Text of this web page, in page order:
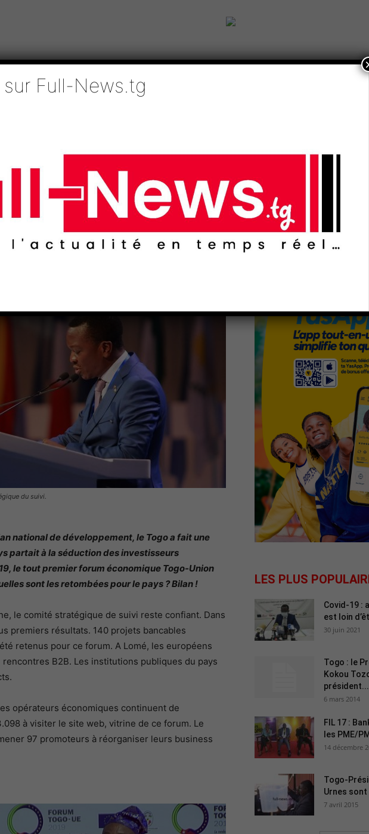
Economique Togo-Union
du suivi.
national de développement, le Togo a fait une
partait à la séduction des investisseurs
le tout premier forum économique Togo-Union
sont les retombées pour le pays ? Bilan !
le comité stratégique de suivi reste confiant. Dans
premiers résultats. 140 projets bancables
retenus pour ce forum. A Lomé, les européens
B2B. Les institutions publiques du pays
opérateurs économiques continuent de
à visiter le site web, vitrine de ce forum. Le
97 promoteurs à réorganiser leurs business
LES PLUS
Covid-19 :
est loin
30 juin 2021
Togo : le
Kokou
président...
6 mars 2014
FIL 17 :
les PME/PMI
14 décembre
Togo-
Urnes
7 avril 2015
Full-News.tg